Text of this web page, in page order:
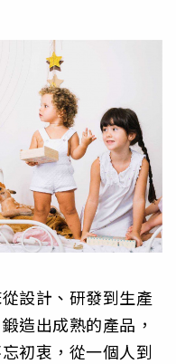
設計、研發到生產
造出成熟的產品，
初衷，從一個人到